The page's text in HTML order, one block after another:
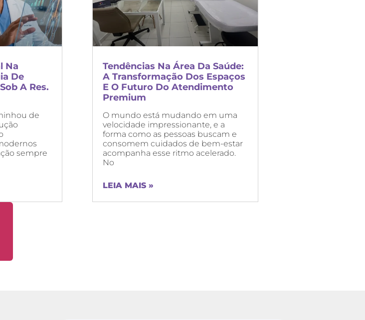
Na
De
A Res.
de
sempre
Tendências Na Área Da Saúde:
A Transformação Dos Espaços
E O Futuro Do Atendimento
Premium
O mundo está mudando em uma
velocidade impressionante, e a
forma como as pessoas buscam e
consomem cuidados de bem-estar
acompanha esse ritmo acelerado.
No
LEIA MAIS »